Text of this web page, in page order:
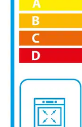
Vapaasti sijoitettava
kiertoilmauuni. 3D
paisto- ja
keittotason
sopivat erinomaisesti
tasolla
ajastimena. EcoClean-
kuumentuessaan